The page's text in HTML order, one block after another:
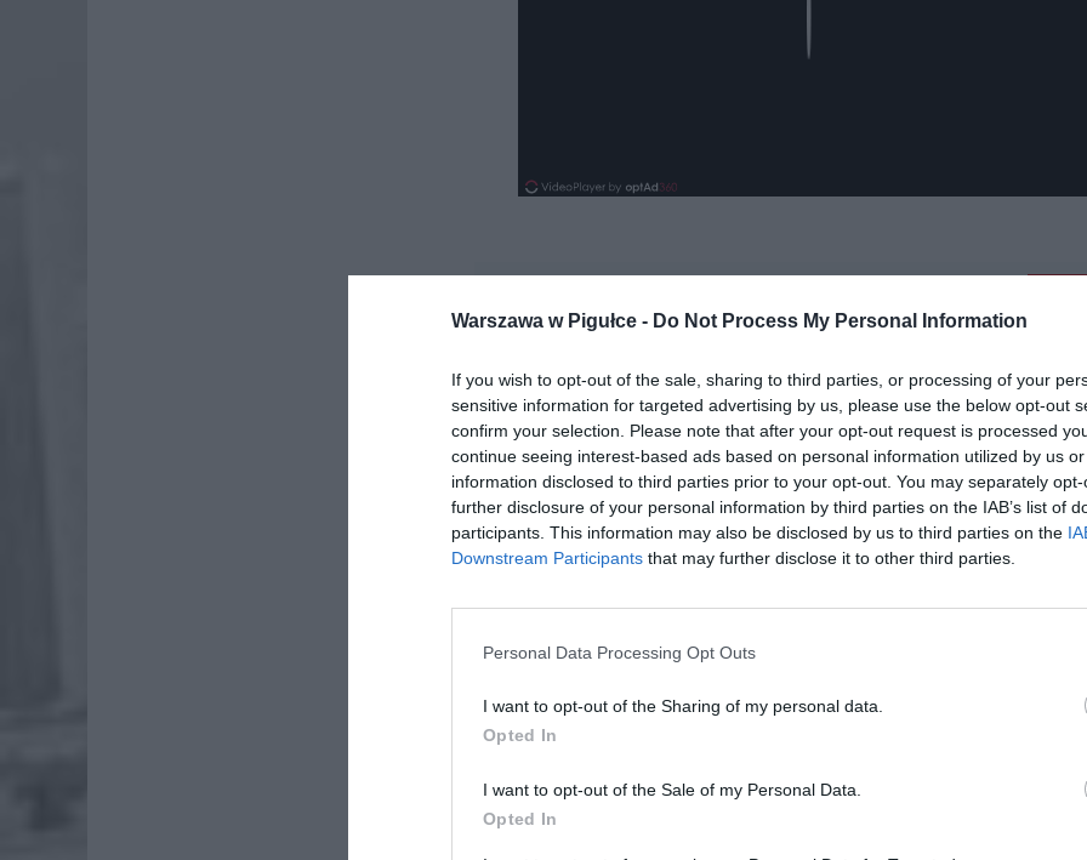
Warszawa w Pigułce - Do Not Process My Personal Information
If you wish to opt-out of the sale, sharing to third parties, or processing of your
sensitive information for targeted advertising by us, please use the below opt-out
confirm your selection. Please note that after your opt-out request is processed
continue seeing interest-based ads based on personal information utilized by us
information disclosed to third parties prior to your opt-out. You may separately
further disclosure of your personal information by third parties on the IAB’s list of
participants. This information may also be disclosed by us to third parties on the
Downstream Participants that may further disclose it to other third parties.
Personal Data Processing Opt Outs
I want to opt-out of the Sharing of my personal data.
Opted In
I want to opt-out of the Sale of my Personal Data.
Opted In